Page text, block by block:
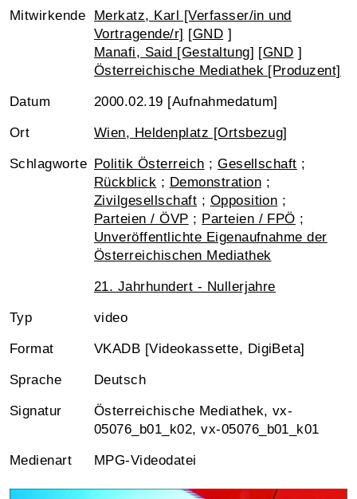
Mitwirkende
Merkatz, Karl [Verfasser/in und
Vortragende/r] [GND ]
Manafi, Said [Gestaltung] [GND ]
Österreichische Mediathek [Produzent]
Datum 2000.02.19 [Aufnahmedatum]
Ort Wien, Heldenplatz [Ortsbezug]
Schlagworte Politik Österreich ;Gesellschaft ;
Rückblick ; Demonstration ;
Zivilgesellschaft ; Opposition ;
Parteien / ÖVP ; Parteien / FPÖ ;
Unveröffentlichte Eigenaufnahme der
Österreichischen Mediathek
21. Jahrhundert - Nullerjahre
Typ video
Format VKADB [Videokassette, DigiBeta]
Sprache Deutsch
Signatur
Österreichische Mediathek, vx-
05076_b01_k02, vx-05076_b01_k01
Medienart MPG-Videodatei